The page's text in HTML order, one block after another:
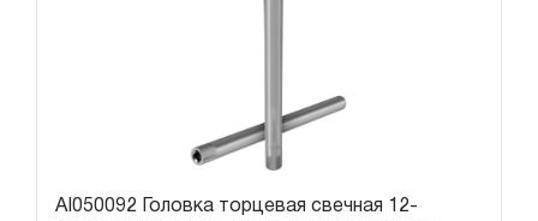
Доставка и оплата
AI050092 Головка торцевая свечная 12-